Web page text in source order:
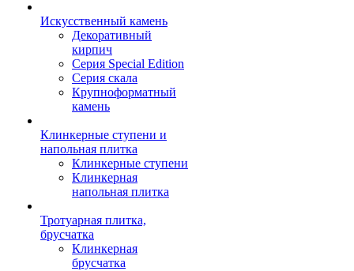
Искусственный камень
Декоративный
кирпич
Серия Special Edition
Серия скала
Крупноформатный
камень
Клинкерные ступени и
напольная плитка
Клинкерные ступени
Клинкерная
напольная плитка
Тротуарная плитка,
брусчатка
Клинкерная
брусчатка